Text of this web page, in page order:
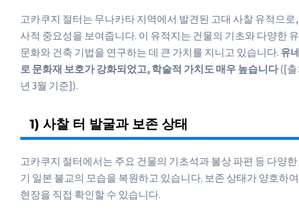
고카쿠지 절터는 무나카타 지역에서 발견된 고대 사찰 유적으로
사적 중요성을 보여줍니다. 이 유적지는 건물의 기초와 다양한
문화와 건축 기법을 연구하는 데 큰 가치를 지니고 있습니다. 유
로 문화재 보호가 강화되었고, 학술적 가치도 매우 높습니다([출
년 3월 기준]).
1) 사찰 터 발굴과 보존 상태
고카쿠지 절터에서는 주요 건물의 기초석과 불상 파편 등 다양
기 일본 불교의 모습을 복원하고 있습니다. 보존 상태가 양호하
현장을 직접 확인할 수 있습니다.